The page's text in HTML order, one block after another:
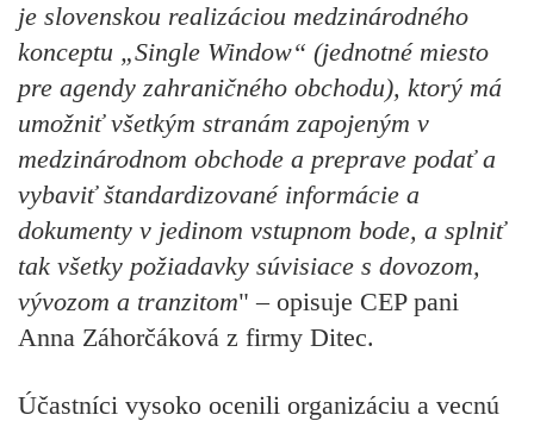
je slovenskou realizáciou medzinárodného
konceptu „Single Window“ (jednotné miesto
pre agendy zahraničného obchodu), ktorý má
umožniť všetkým stranám zapojeným v
medzinárodnom obchode a preprave podať a
vybaviť štandardizované informácie a
dokumenty v jedinom vstupnom bode, a splniť
tak všetky požiadavky súvisiace s dovozom,
vývozom a tranzitom" – opisuje CEP pani
Anna Záhorčáková z firmy Ditec.
Účastníci vysoko ocenili organizáciu a vecnú